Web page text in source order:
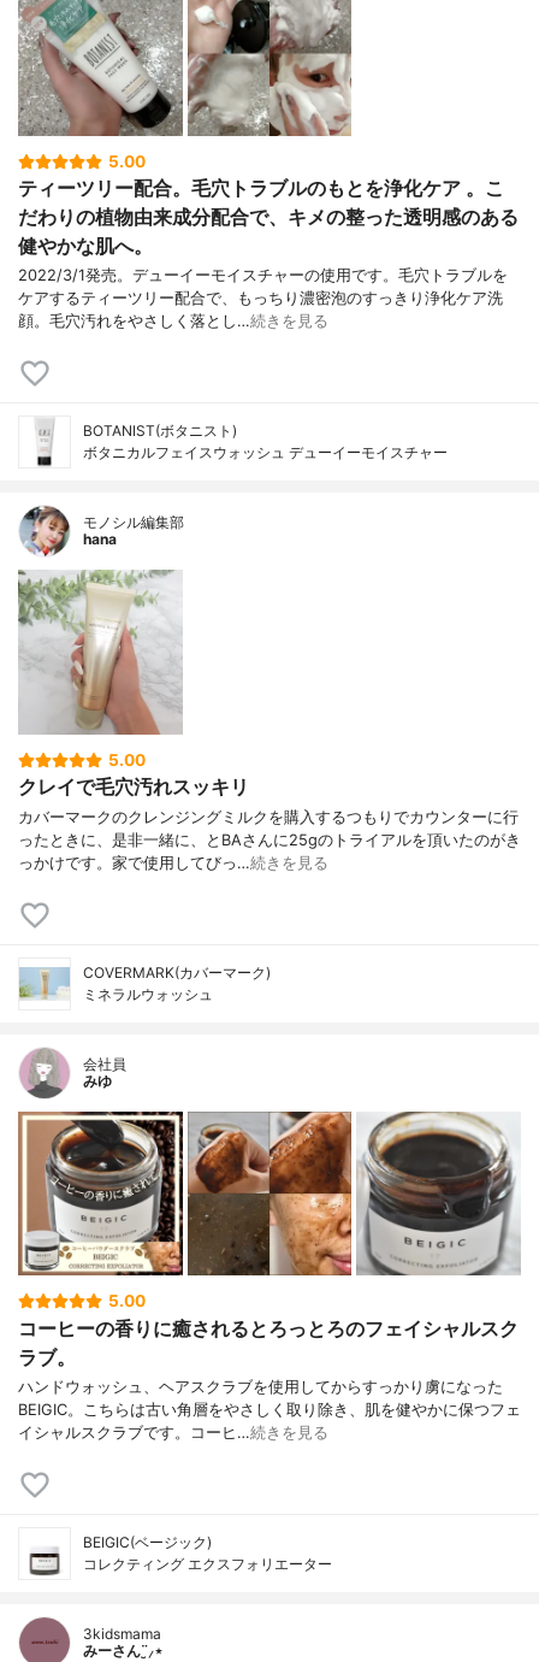
5.00
ティーツリー配合。毛穴トラブルのもとを浄化ケア 。こ
だわりの植物由来成分配合で、キメの整った透明感のある
健やかな肌へ。
2022/3/1発売。デューイーモイスチャーの使用です。毛穴トラブルを
ケアするティーツリー配合で、もっちり濃密泡のすっきり浄化ケア洗
顔。毛穴汚れをやさしく落とし…続きを見る
BOTANIST(ボタニスト)
ボタニカルフェイスウォッシュ デューイーモイスチャー
モノシル編集部
hana
5.00
クレイで毛穴汚れスッキリ
カバーマークのクレンジングミルクを購入するつもりでカウンターに行
ったときに、是非一緒に、とBAさんに25gのトライアルを頂いたのがき
っかけです。家で使用してびっ…続きを見る
COVERMARK(カバーマーク)
ミネラルウォッシュ
会社員
みゆ
5.00
コーヒーの香りに癒されるとろっとろのフェイシャルスク
ラブ。
ハンドウォッシュ、ヘアスクラブを使用してからすっかり虜になった
BEIGIC。こちらは古い角層をやさしく取り除き、肌を健やかに保つフェ
イシャルスクラブです。コーヒ…続きを見る
BEIGIC(ベージック)
コレクティング エクスフォリエーター
3kidsmama
みーさん¨̮⸝⋆